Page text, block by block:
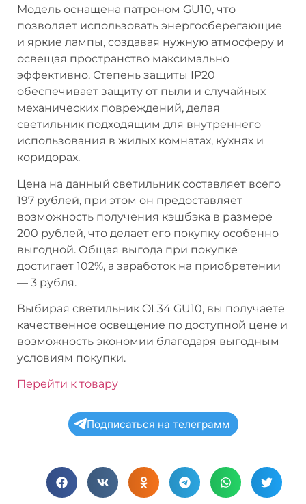
Модель оснащена патроном GU10, что
позволяет использовать энергосберегающие
и яркие лампы, создавая нужную атмосферу и
освещая пространство максимально
эффективно. Степень защиты IP20
обеспечивает защиту от пыли и случайных
механических повреждений, делая
светильник подходящим для внутреннего
использования в жилых комнатах, кухнях и
коридорах.
Цена на данный светильник составляет всего
197 рублей, при этом он предоставляет
возможность получения кэшбэка в размере
200 рублей, что делает его покупку особенно
выгодной. Общая выгода при покупке
достигает 102%, а заработок на приобретении
— 3 рубля.
Выбирая светильник OL34 GU10, вы получаете
качественное освещение по доступной цене и
возможность экономии благодаря выгодным
условиям покупки.
Перейти к товару
Подписаться на телеграмм